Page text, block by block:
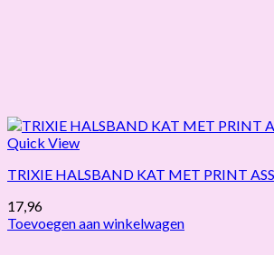
Quick View
TRIXIE HALSBAND KAT MET PRINT
17,96
Toevoegen aan winkelwagen